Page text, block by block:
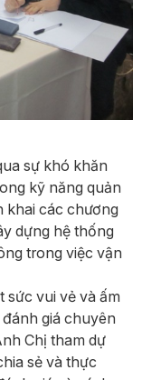
sự khó khăn
kỹ năng quản
khai các chương
dựng hệ thống
trong việc vận
sức vui vẻ và ấm
giá chuyên
Chị tham dự
sẻ và thực